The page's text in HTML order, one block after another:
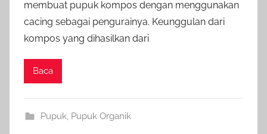
membuat pupuk kompos dengan menggunakan
cacing sebagai pengurainya. Keunggulan dari
kompos yang dihasilkan dari
Baca
Pupuk, Pupuk Organik